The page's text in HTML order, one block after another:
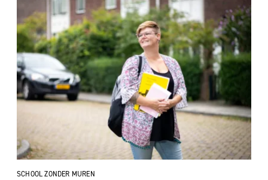
SCHOOL ZONDER MUREN